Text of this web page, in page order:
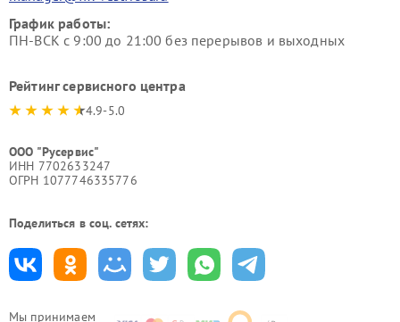
Мы принимаем
График работы:
ПН-ВСК с 9:00 до 21:00 без перерывов и выходных
Рейтинг сервисного центра
4.9-5.0
ООО "Русервис"
ИНН 7702633247
ОГРН 1077746335776
Поделиться в соц. сетях: